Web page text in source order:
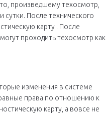
произведшему техосмотр,
После технического
карту . После
проходить техосмотр как
изменения в системе
права по отношению к
карту, а вовсе не